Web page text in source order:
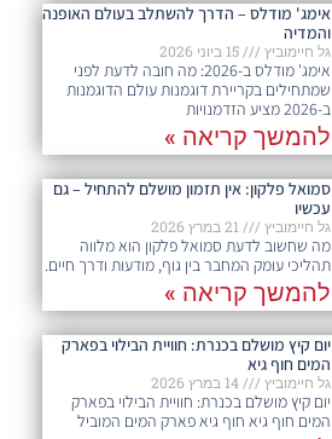
אימג' מודלס – הדרך להשתלב בעולם האופנה
והמדיה
גל חיימוביץ
אימג' מודלס ב-2026: מה חובה לדעת לפני
שמתחילים בקריירת דוגמנות עולם הדוגמנות
ב-2026 מציע הזדמנויות
להמשך קריאה »
סמואל פלקון: אין תזמון מושלם להתחיל – גם
עכשיו
גל חיימוביץ
מה שחשוב לדעת סמואל פלקון הוא מלווה
תהליכי עומק המחבר בין גוף, מודעות ודרך חיים.
להמשך קריאה »
יום קיץ מושלם בכנרת: חוויית הבילוי בפארק
המים חוף גיא
גל חיימוביץ
יום קיץ מושלם בכנרת: חוויית הבילוי בפארק
המים חוף גיא חוף גיא פארק המים המוביל